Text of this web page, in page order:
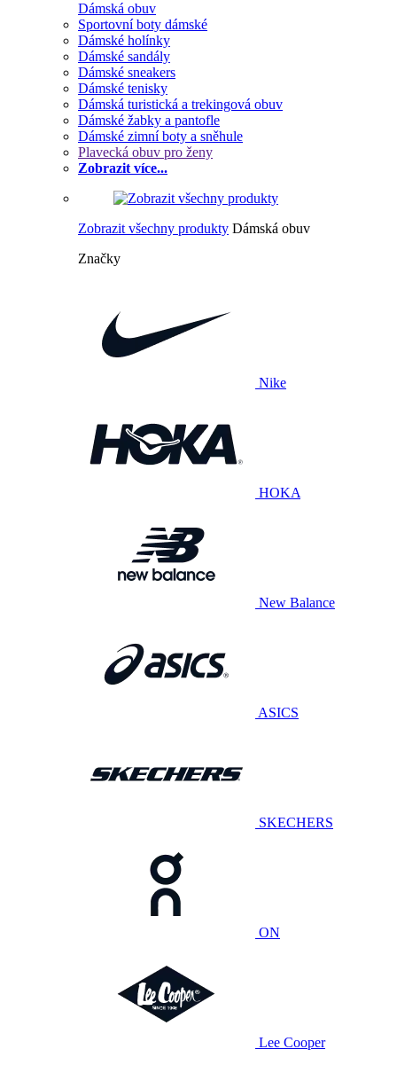
Dámská obuv
Sportovní boty dámské
Dámské holínky
Dámské sandály
Dámské sneakers
Dámské tenisky
Dámská turistická a trekingová obuv
Dámské žabky a pantofle
Dámské zimní boty a sněhule
Plavecká obuv pro ženy
Zobrazit více...
Zobrazit všechny produkty Dámská obuv
Značky
Nike
HOKA
New Balance
ASICS
SKECHERS
ON
Lee Cooper